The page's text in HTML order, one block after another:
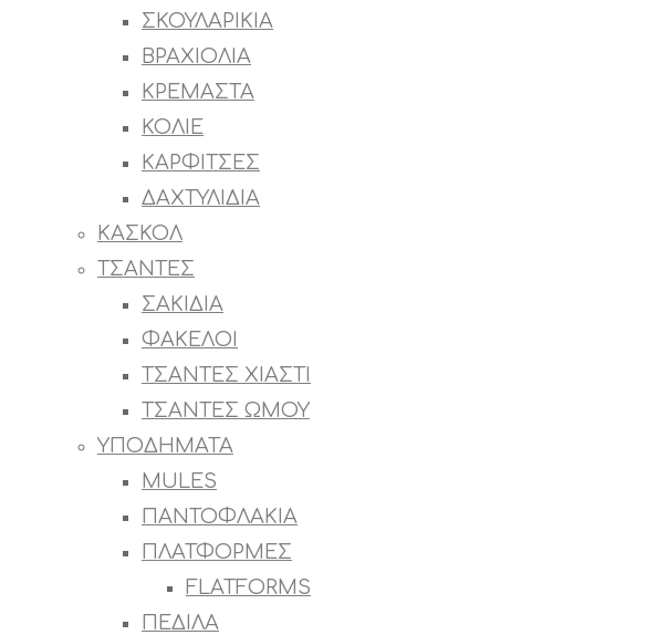
ΣΚΟΥΛΑΡΙΚΙΑ
ΒΡΑΧΙΟΛΙΑ
ΚΡΕΜΑΣΤΑ
ΚΟΛΙΕ
ΚΑΡΦΙΤΣΕΣ
ΔΑΧΤΥΛΙΔΙΑ
ΚΑΣΚΟΛ
ΤΣΑΝΤΕΣ
ΣΑΚΙΔΙΑ
ΦΑΚΕΛΟΙ
ΤΣΑΝΤΕΣ ΧΙΑΣΤΙ
ΤΣΑΝΤΕΣ ΩΜΟΥ
ΥΠΟΔΗΜΑΤΑ
MULES
ΠΑΝΤΟΦΛΑΚΙΑ
ΠΛΑΤΦΟΡΜΕΣ
FLATFORMS
ΠΕΔΙΛΑ